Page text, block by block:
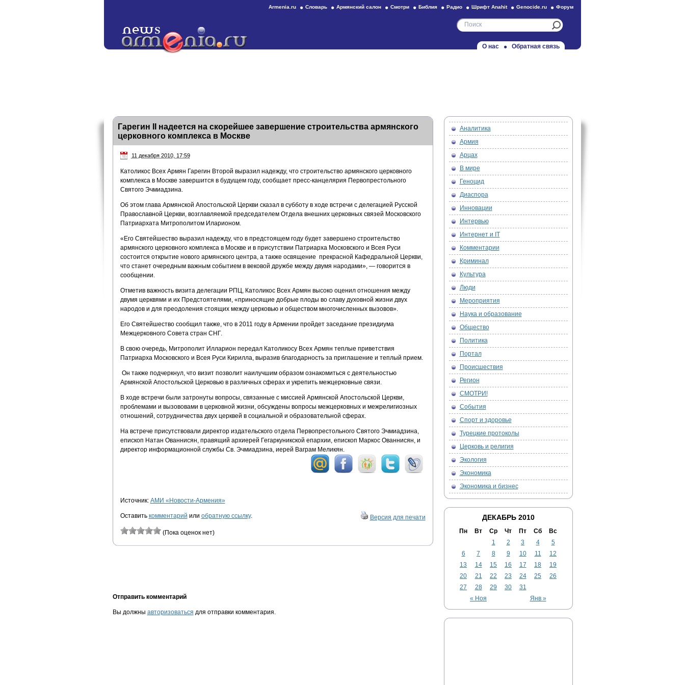
Armenia.ru Словарь Армянский салон Смотри Библия Радио Шрифт Anahit Genocide.ru Форум
О нас Обратная связь
Гарегин II надеется на скорейшее завершение строительства армянского
церковного комплекса в Москве
11 декабря 2010, 17:59
Католикос Всех Армян Гарегин Второй выразил надежду, что строительство армянского церковного
комплекса в Москве завершится в будущем году, сообщает пресс-канцелярия Первопрестольного
Святого Эчмиадзина.
Об этом глава Армянской Апостольской Церкви сказал в субботу в ходе встречи с делегацией Русской
Православной Церкви, возглавляемой председателем Отдела внешних церковных связей Московского
Патриархата Митрополитом Иларионом.
«Его Святейшество выразил надежду, что в предстоящем году будет завершено строительство
армянского церковного комплекса в Москве и в присутствии Патриарха Московского и Всея Руси
состоится открытие нового армянского центра, а также освящение прекрасной Кафедральной Церкви,
что станет очередным важным событием в вековой дружбе между двумя народами», — говорится в
сообщении.
Отметив важность визита делегации РПЦ, Католикос Всех Армян высоко оценил отношения между
двумя церквями и их Предстоятелями, «приносящие добрые плоды во славу духовной жизни двух
народов и для преодоления стоящих между церковью и обществом многочисленных вызовов».
Его Святейшество сообщил также, что в 2011 году в Армении пройдет заседание президиума
Межцерковного Совета стран СНГ.
В свою очередь, Митрополит Илларион передал Католикосу Всех Армян теплые приветствия
Патриарха Московского и Всея Руси Кирилла, выразив благодарность за приглашение и теплый прием.
Он также подчеркнул, что визит позволит наилучшим образом ознакомиться с деятельностью
Армянской Апостольской Церковью в различных сферах и укрепить межцерковные связи.
В ходе встречи были затронуты вопросы, связанные с миссией Армянской Апостольской Церкви,
проблемами и вызововами в церковной жизни, обсуждены вопросы межцерковных и межрелигиозных
отношений, сотрудничества двух церквей в социальной и образовательной сферах.
На встрече присутствовали директор издательского отдела Первопрестольного Святого Эчмиадзина,
епископ Натан Ованнисян, правящий архиерей Гегаркуникской епархии, епископ Маркос Ованнисян, и
директор информационной службы Св. Эчмиадзина, иерей Ваграм Меликян.
Источник: АМИ «Новости-Армения»
Оставить комментарий или обратную ссылку. Версия для печати
(Пока оценок нет)
Отправить комментарий
Вы должны авторизоваться для отправки комментария.
Аналитика
Армия
Арцах
В мире
Геноцид
Диаспора
Инновации
Интервью
Интернет и IT
Комментарии
Криминал
Культура
Люди
Мероприятия
Наука и образование
Общество
Политика
Портал
Происшествия
Регион
СМОТРИ!
События
Спорт и здоровье
Турецкие протоколы
Церковь и религия
Экология
Экономика
Экономика и бизнес
ДЕКАБРЬ 2010
Пн Вт Ср Чт Пт Сб Вс
« Ноя Янв »
1 2 3 4
5
6
7 8 9 10 11
12
13
14 15 16 17 18
19
20
21 22 23 24 25
26
27
28 29 30 31